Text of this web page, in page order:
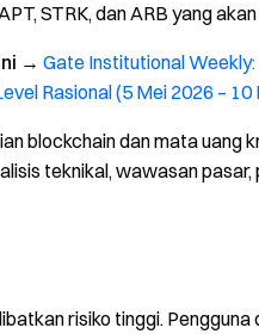
STRK, dan ARB yang
→ Gate Institutional
Rasional (5 Mei 2026 –
blockchain dan mata uang
teknikal, wawasan
risiko tinggi.